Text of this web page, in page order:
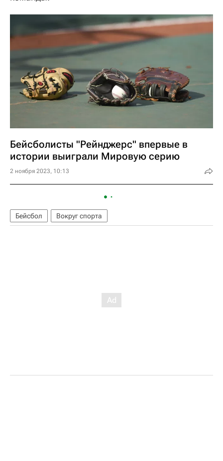
Бейсболисты "Рейнджерс" впервые в
истории выиграли Мировую серию
2 ноября 2023, 10:13
Бейсбол Вокруг спорта